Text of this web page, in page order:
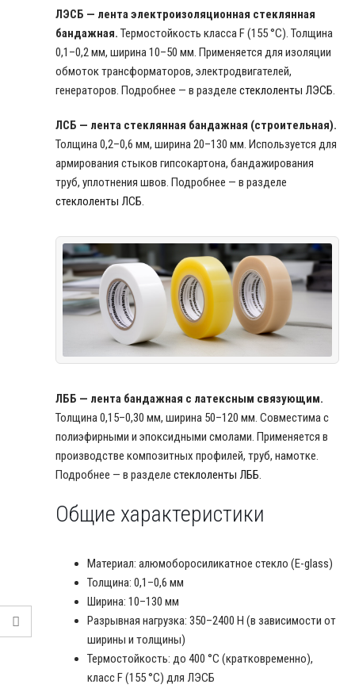
ЛЭСБ — лента электроизоляционная стеклянная
бандажная. Термостойкость класса F (155 °C). Толщина
0,1–0,2 мм, ширина 10–50 мм. Применяется для изоляции
обмоток трансформаторов, электродвигателей,
генераторов. Подробнее — в разделе стеклоленты ЛЭСБ.
ЛСБ — лента стеклянная бандажная (строительная).
Толщина 0,2–0,6 мм, ширина 20–130 мм. Используется для
армирования стыков гипсокартона, бандажирования
труб, уплотнения швов. Подробнее — в разделе
стеклоленты ЛСБ.
ЛББ — лента бандажная с латексным связующим.
Толщина 0,15–0,30 мм, ширина 50–120 мм. Совместима с
полиэфирными и эпоксидными смолами. Применяется в
производстве композитных профилей, труб, намотке.
Подробнее — в разделе стеклоленты ЛББ.
Общие характеристики
Материал: алюмоборосиликатное стекло (E-glass)
Толщина: 0,1–0,6 мм
Ширина: 10–130 мм
Разрывная нагрузка: 350–2400 Н (в зависимости от
ширины и толщины)
Термостойкость: до 400 °C (кратковременно),
класс F (155 °C) для ЛЭСБ